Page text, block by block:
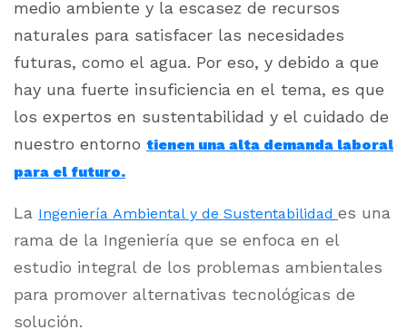
medio ambiente y la escasez de recursos
naturales para satisfacer las necesidades
futuras, como el agua. Por eso, y debido a que
hay una fuerte insuficiencia en el tema, es que
los expertos en sustentabilidad y el cuidado de
nuestro entorno tienen una alta demanda laboral
para el futuro.
La Ingeniería Ambiental y de Sustentabilidad es una
rama de la Ingeniería que se enfoca en el
estudio integral de los problemas ambientales
para promover alternativas tecnológicas de
solución.